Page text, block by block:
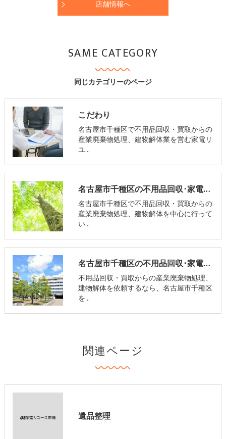
店舗情報へ
同じカテゴリーのページ
SAME CATEGORY
こだわり
名古屋市千種区で不用品回収・買取からの
産業廃棄物処理、建物解体業を営む家電リ
ユ…
名古屋市千種区の不用品回収･家電リユース市場の評判
名古屋市千種区で不用品回収・買取からの
産業廃棄物処理、建物解体を中心に行って
い…
名古屋市千種区の不用品回収･家電リユース市場のお客様の声
不用品回収・買取からの産業廃棄物処理、
建物解体を依頼するなら、名古屋市千種区
を…
関連ページ
遺品整理